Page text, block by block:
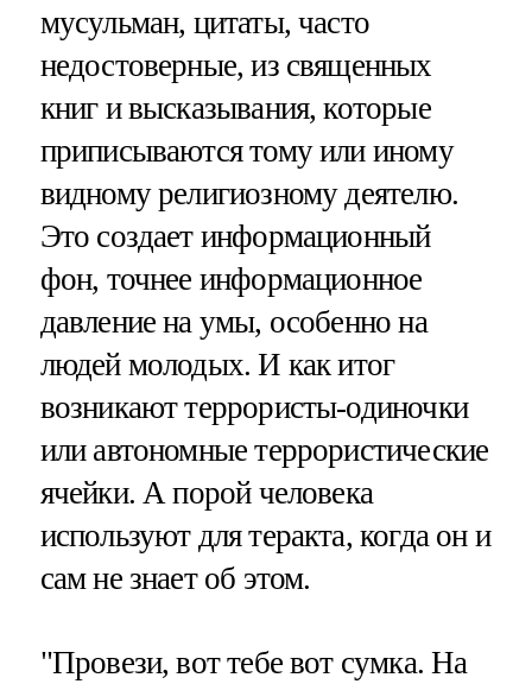
мусульман, цитаты, часто
недостоверные, из священных
книг и высказывания, которые
приписываются тому или иному
видному религиозному деятелю.
Это создает информационный
фон, точнее информационное
давление на умы, особенно на
людей молодых. И как итог
возникают террористы-одиночки
или автономные террористические
ячейки. А порой человека
используют для теракта, когда он и
сам не знает об этом.
"Провези, вот тебе вот сумка. На